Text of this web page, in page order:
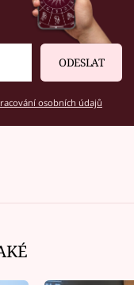
ODESLAT
osobních údajů